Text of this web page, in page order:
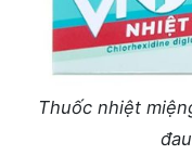
Thuốc nhiệt